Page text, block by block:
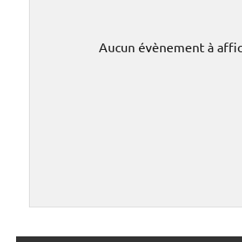
Aucun évènement à